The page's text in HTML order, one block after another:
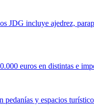
JDG incluye ajedrez,
euros en distintas e
pedanías y espacios